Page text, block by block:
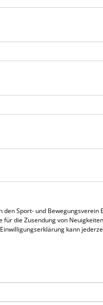
Sport- und Bewegungsverein
die Zusendung von
kann